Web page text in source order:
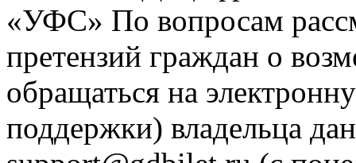
«УФС» По вопросам
претензий граждан о
обращаться на
поддержки) владельца